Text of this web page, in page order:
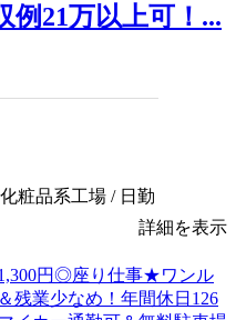
21万以上可！...
粧品系工場 / 日勤
詳細を表示